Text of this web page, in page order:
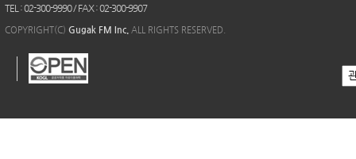
TEL : 02-300-9990 / FAX : 02-300-9907
COPYRIGHT(C) Gugak FM Inc. ALL RIGHTS RESERVED.